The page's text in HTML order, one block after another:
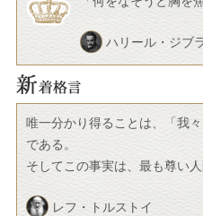
ハリール・ジブ
唯一分かり得ることは、「我
である。
そしてこの事実は、最も尊い人
レフ・トルストイ